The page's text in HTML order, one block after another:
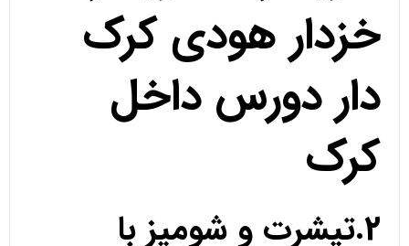
خزدار هودی کرک
دار دورس داخل
کرک
2.تیشرت و شومیز با